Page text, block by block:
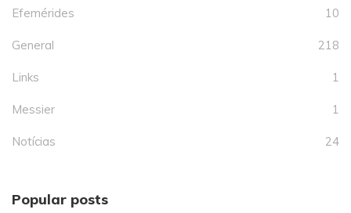
Efemérides 10
General 218
Links 1
Messier 1
Notícias 24
Popular posts